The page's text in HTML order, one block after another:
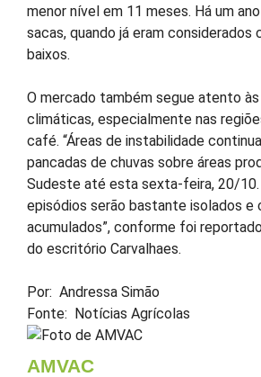
menor nível em 11 meses. Há um
sacas, quando já eram
baixos.
O mercado também segue atento
climáticas, especialmente nas
café. “Áreas de instabilidade
pancadas de chuvas sobre áreas
Sudeste até esta sexta-feira, 20/10.
episódios serão bastante isolados e
acumulados”, conforme foi
do escritório Carvalhaes.
Por: Andressa Simão
Fonte: Notícias Agrícolas
AMVAC